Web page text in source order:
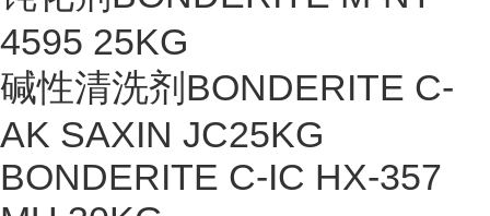
4595 25KG
碱性清洗剂BONDERITE C-
AK SAXIN JC25KG
BONDERITE C-IC HX-357